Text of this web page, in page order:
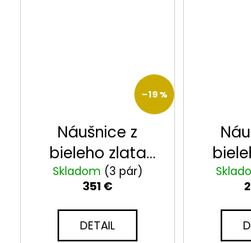
–19 %
Náušnice z
bieleho zlata
2364/ 7BRu
Skladom (3 pár)
351 €
DETAIL